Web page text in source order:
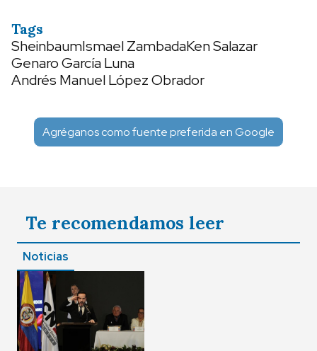
Tags
SheinbaumIsmael ZambadaKen Salazar
Genaro García Luna
Andrés Manuel López Obrador
Agréganos como fuente preferida en Google
Te recomendamos leer
Noticias